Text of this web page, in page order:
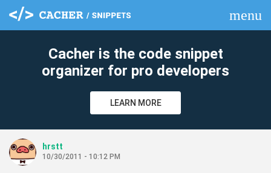
menu
Cacher is the code snippet
organizer for pro developers
LEARN MORE
hrstt
10/30/2011 - 10:12 PM
clear